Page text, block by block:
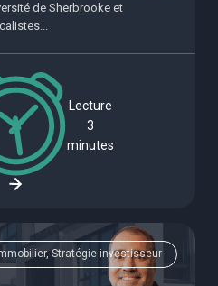
de Sherbrooke et
Lecture
3
minutes
Stratégie investisseur